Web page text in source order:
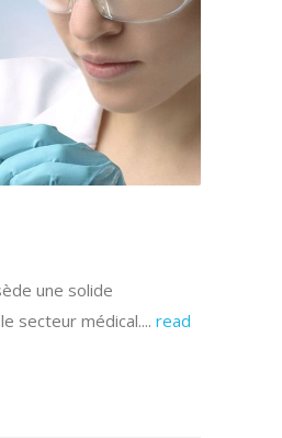
une solide
secteur médical.... read